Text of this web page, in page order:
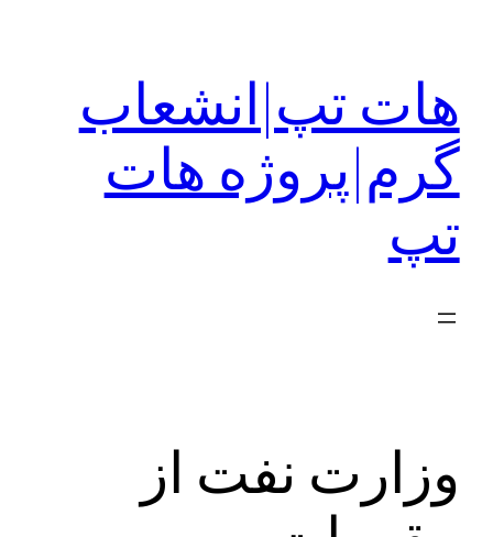
هات تپ|انشعاب
گرم|پروژه هات
تپ
وزارت نفت از